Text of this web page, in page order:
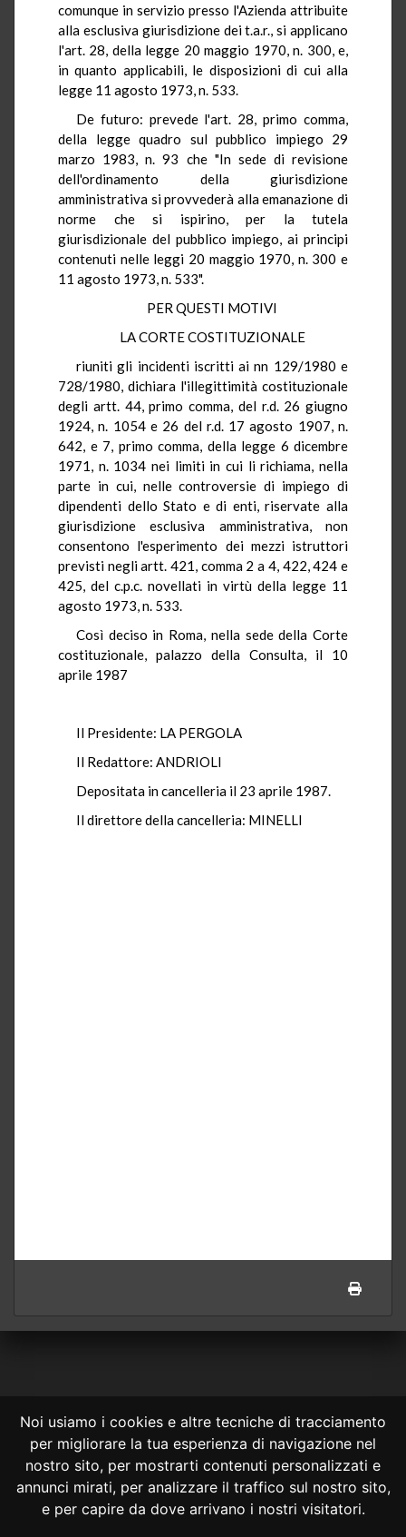
Noi usiamo i cookies e altre tecniche di tracciamento
per migliorare la tua esperienza di navigazione nel
nostro sito, per mostrarti contenuti personalizzati e
annunci mirati, per analizzare il traffico sul nostro sito,
e per capire da dove arrivano i nostri visitatori.
comunque in servizio presso l'Azienda attribuite
alla esclusiva giurisdizione dei t.a.r., si applicano
l'art. 28, della legge 20 maggio 1970, n. 300, e,
in quanto applicabili, le disposizioni di cui alla
legge 11 agosto 1973, n. 533.
De futuro: prevede l'art. 28, primo comma,
della legge quadro sul pubblico impiego 29
marzo 1983, n. 93 che "In sede di revisione
dell'ordinamento della giurisdizione
amministrativa si provvederà alla emanazione di
norme che si ispirino, per la tutela
giurisdizionale del pubblico impiego, ai principi
contenuti nelle leggi 20 maggio 1970, n. 300 e
11 agosto 1973, n. 533".
PER QUESTI MOTIVI
LA CORTE COSTITUZIONALE
riuniti gli incidenti iscritti ai nn 129/1980 e
728/1980, dichiara l'illegittimità costituzionale
degli artt. 44, primo comma, del r.d. 26 giugno
1924, n. 1054 e 26 del r.d. 17 agosto 1907, n.
642, e 7, primo comma, della legge 6 dicembre
1971, n. 1034 nei limiti in cui li richiama, nella
parte in cui, nelle controversie di impiego di
dipendenti dello Stato e di enti, riservate alla
giurisdizione esclusiva amministrativa, non
consentono l'esperimento dei mezzi istruttori
previsti negli artt. 421, comma 2 a 4, 422, 424 e
425, del c.p.c. novellati in virtù della legge 11
agosto 1973, n. 533.
Così deciso in Roma, nella sede della Corte
costituzionale, palazzo della Consulta, il 10
aprile 1987
Il Presidente: LA PERGOLA
Il Redattore: ANDRIOLI
Depositata in cancelleria il 23 aprile 1987.
Il direttore della cancelleria: MINELLI
CONSULTA ONLINE DAL 1995 -NOTE LEGALI
Consulta OnLine non ha prodotto e non è responsabile per i contenuti e
le informazioni legali di siti collegati.